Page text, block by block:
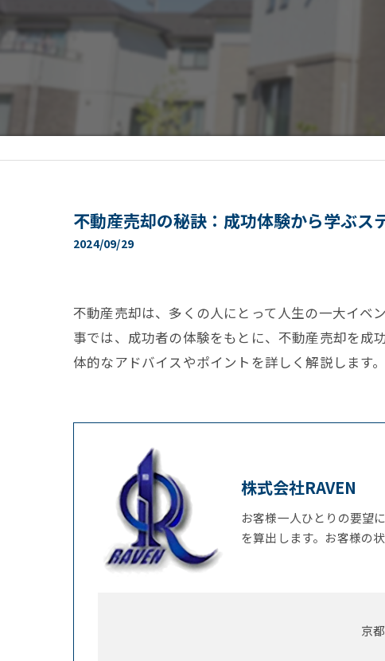
不動産売却の秘訣：成功体験から学ぶス
2024/09/29
不動産売却は、多くの人にとって人生の一大イベ
事では、成功者の体験をもとに、不動産売却を成
体的なアドバイスやポイントを詳しく解説します
株式会社RAVEN
お客様一人ひとりの要望
を算出します。お客様の
京